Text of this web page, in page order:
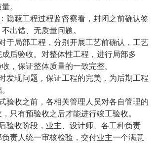
。
隐蔽工程过程监督察看，封闭之前确认签
出错、无质量问题。
于局部工程，分别开展工艺前确认，工艺
后验收。对整体性工程，进行局部多
，保证整体质量的一致完整。
发现问题，保证工程的完美，为后期工程
验收之前，各相关管理人员对各自管理的
只有预验收之后才能进行竣工验收。
验收阶段，业主、设计师、各工种负责
负责人统一审核检验，交付业主一个满意